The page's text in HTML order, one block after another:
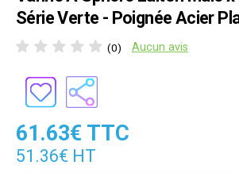
Série Verte - Poignée Acier
(0) Aucun avis
61.63€ TTC
51.36€ HT